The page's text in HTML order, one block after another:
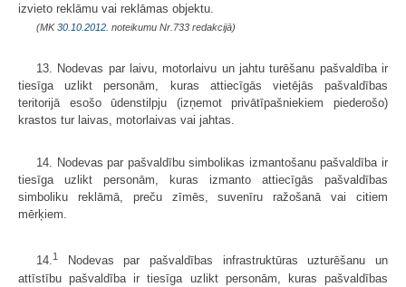
izvieto reklāmu vai reklāmas objektu.
(MK30.10.2012. noteikumu Nr.733 redakcijā)
13. Nodevas par laivu, motorlaivu un jahtu turēšanu pašvaldība ir
tiesīga uzlikt personām, kuras attiecīgās vietējās pašvaldības
teritorijā esošo ūdenstilpju (izņemot privātīpašniekiem piederošo)
krastos tur laivas, motorlaivas vai jahtas.
14. Nodevas par pašvaldību simbolikas izmantošanu pašvaldība ir
tiesīga uzlikt personām, kuras izmanto attiecīgās pašvaldības
simboliku reklāmā, preču zīmēs, suvenīru ražošanā vai citiem
mērķiem.
14.1
Nodevas par pašvaldības infrastruktūras uzturēšanu un
attīstību paš­valdība ir tiesīga uzlikt personām, kuras pašvaldības